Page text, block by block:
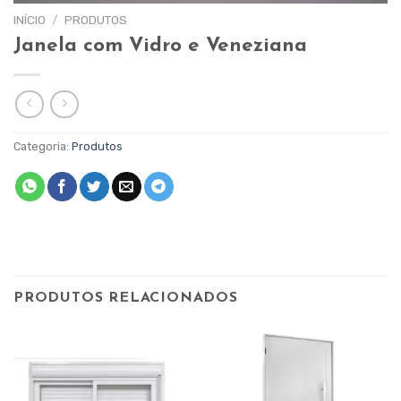
INÍCIO / PRODUTOS
Janela com Vidro e Veneziana
Categoria: Produtos
PRODUTOS RELACIONADOS